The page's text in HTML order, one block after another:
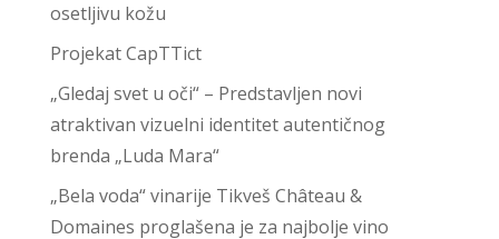
osetljivu kožu
Projekat CapTTict
„Gledaj svet u oči“ – Predstavljen novi
atraktivan vizuelni identitet autentičnog
brenda „Luda Mara“
„Bela voda“ vinarije Tikveš Château &
Domaines proglašena je za najbolje vino